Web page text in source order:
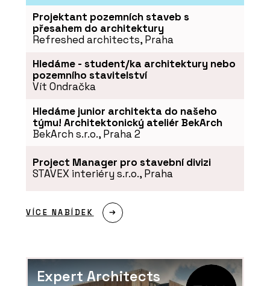
PRODUKTY
Program Artlantis RT²
Výukový portál CEGRA Learn –
archicadovské know-how přímo od
Projektant pozemních staveb s
přesahem do architektury
Refreshed architects, Praha
Hledáme - student/ka architektury nebo
pozemního stavitelství
Vít Ondračka
Hledáme junior architekta do našeho
týmu! Architektonický ateliér BekArch
BekArch s.r.o., Praha 2
Project Manager pro stavební divizi
STAVEX interiéry s.r.o., Praha
VÍCE NABÍDEK
Expert Architects